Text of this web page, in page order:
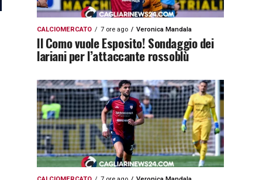
CALCIOMERCATO 7 ore ago Veronica Mandala
Il Como vuole Esposito! Sondaggio dei
lariani per l’attaccante rossoblù